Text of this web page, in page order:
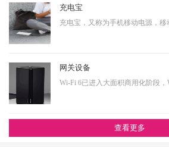
充电宝
网关设备
查看更多